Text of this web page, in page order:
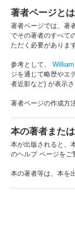
著者ページとは
著者ページでは、著
でその著者のすべて
ただく必要がありま
参考として、
ジを通じて略歴やエ
者近影など) が表示
著者ページの作成方
本の著者また
本が出版されると、
のヘルプ ページをご
本の著者等は、本を